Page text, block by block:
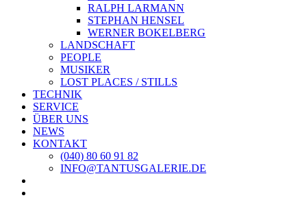
RALPH LARMANN
STEPHAN HENSEL
WERNER BOKELBERG
LANDSCHAFT
PEOPLE
MUSIKER
LOST PLACES / STILLS
TECHNIK
SERVICE
ÜBER UNS
NEWS
KONTAKT
(040) 80 60 91 82
INFO@TANTUSGALERIE.DE